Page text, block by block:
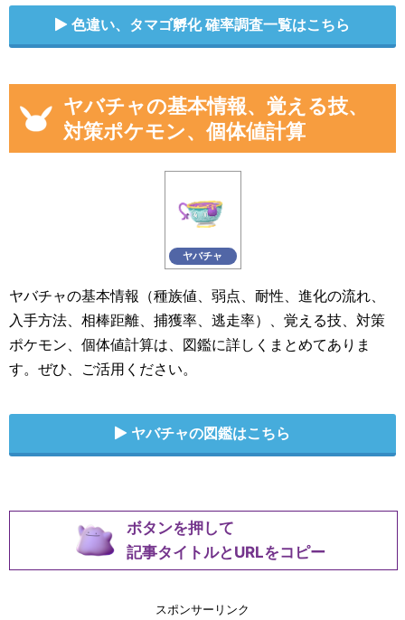
色違い、タマゴ孵化 確率調査一覧はこちら
ヤバチャの基本情報、覚える技、
対策ポケモン、個体値計算
ヤバチャ
ヤバチャの基本情報（種族値、弱点、耐性、進化の流れ、
入手方法、相棒距離、捕獲率、逃走率）、覚える技、対策
ポケモン、個体値計算は、図鑑に詳しくまとめてありま
す。ぜひ、ご活用ください。
ヤバチャの図鑑はこちら
ボタンを押して
記事タイトルとURLをコピー
スポンサーリンク